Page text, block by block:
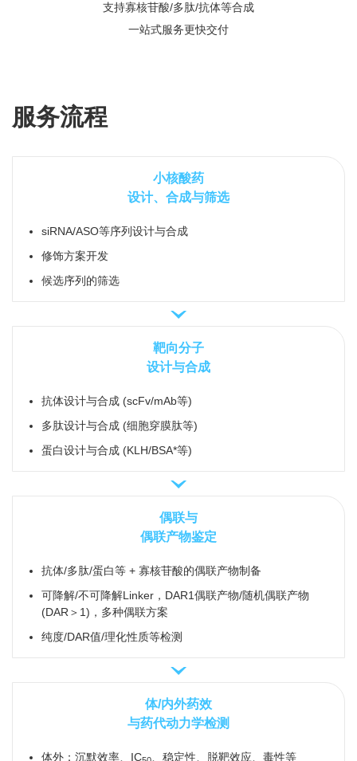
支持寡核苷酸/多肽/抗体等合成
一站式服务更快交付
服务流程
小核酸药
设计、合成与筛选
siRNA/ASO等序列设计与合成
修饰方案开发
候选序列的筛选
靶向分子
设计与合成
抗体设计与合成 (scFv/mAb等)
多肽设计与合成 (细胞穿膜肽等)
蛋白设计与合成 (KLH/BSA*等)
偶联与
偶联产物鉴定
抗体/多肽/蛋白等 + 寡核苷酸的偶联产物制备
可降解/不可降解Linker，DAR1偶联产物/随机偶联产物
(DAR＞1)，多种偶联方案
纯度/DAR值/理化性质等检测
体/内外药效
与药代动力学检测
体外：沉默效率、IC 、稳定性、脱靶效应、毒性等